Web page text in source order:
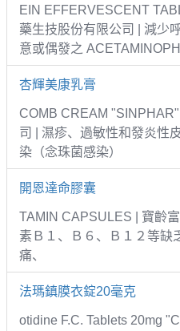
EIN EFFERVESCENT
藥生技股份有限公司 | 減少
意或偶發之
杏輝美康乳膏
COMB CREAM
司 | 濕疹、過敏性和發炎性
染（念珠菌感染）
開恩達命膠囊
TAMIN CAPSULES | 寶齡
素Ｂ１、Ｂ６、Ｂ１２等缺
痛、
法瑪鎮膜衣錠20毫克
otidine F.C. Tablets 20mg